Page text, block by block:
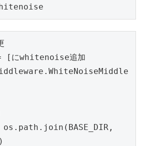
= [にwhitenoise追加
os.path.join(BASE_DIR,